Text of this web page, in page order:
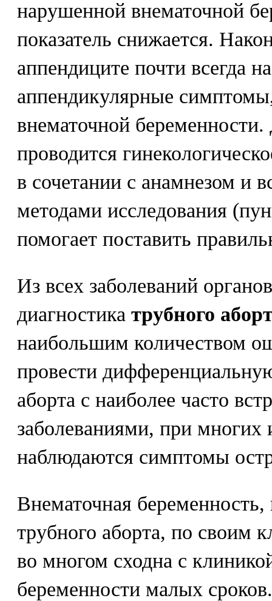
нарушенной внематочной
показатель снижается.
аппендиците почти всегда
аппендикулярные
внематочной
проводится
в сочетании с анамнезом и
методами исследования
помогает поставить
Из всех заболеваний
диагностика трубного
наибольшим количеством
провести
аборта с наиболее часто
заболеваниями, при многих
наблюдаются симптомы
Внематочная
трубного аборта, по своим
во многом сходна с
беременности малых